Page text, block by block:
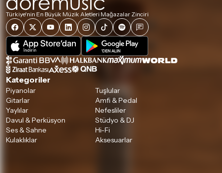
Türkiye'nin En Büyük Müzik Aletleri Mağazalar Zinciri
Kategoriler
Piyanolar
Tuşlular
Gitarlar
Amfi & Pedal
Yaylılar
Nefesliler
Davul & Perküsyon
Stüdyo & DJ
Ses & Sahne
Hi-Fi
Kulaklıklar
Aksesuarlar